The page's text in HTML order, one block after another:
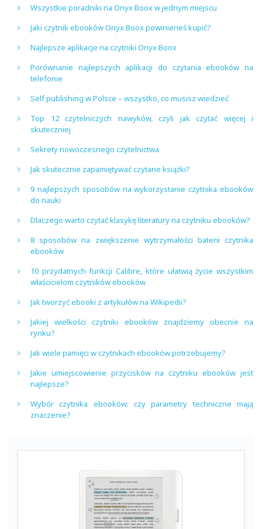
Wszystkie poradniki na Onyx Boox w jednym miejscu
Jaki czytnik ebooków Onyx Boox powinieneś kupić?
Najlepsze aplikacje na czytniki Onyx Boox
Porównanie najlepszych aplikacji do czytania ebooków na
telefonie
Self publishing w Polsce – wszystko, co musisz wiedzieć
Top 12 czytelniczych nawyków, czyli jak czytać więcej i
skuteczniej
Sekrety nowoczesnego czytelnictwa
Jak skutecznie zapamiętywać czytane książki?
9 najlepszych sposobów na wykorzystanie czytnika ebooków
do nauki
Dlaczego warto czytać klasykę literatury na czytniku ebooków?
8 sposobów na zwiększenie wytrzymałości baterii czytnika
ebooków
10 przydatnych funkcji Calibre, które ułatwią życie wszystkim
właścicielom czytników ebooków
Jak tworzyć ebooki z artykułów na Wikipedii?
Jakiej wielkości czytniki ebooków znajdziemy obecnie na
rynku?
Jak wiele pamięci w czytnikach ebooków potrzebujemy?
Jakie umiejscowienie przycisków na czytniku ebooków jest
najlepsze?
Wybór czytnika ebooków: czy parametry techniczne mają
znaczenie?